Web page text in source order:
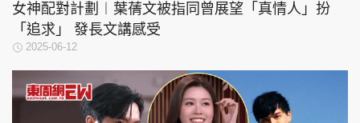
女神配對計劃︱葉蒨文被指同曾展望「真情人」扮
「追求」 發長文講感受
2025-06-12